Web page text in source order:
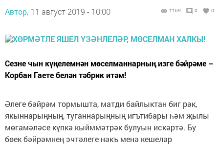
Автор, 11 август 2019 - 10:00 1169 0 0
Сезне чын күңелемнән мөселманнарның изге бәйрәме –
Корбан Гаете белән тәбрик итәм!
Әлеге бәйрәм тормышта, матди байлыктан биг рәк,
якыннарыңның, туганнарыңның игътибары һәм җылы
мөгамәләсе күпкә кыйммәтрәк булуын искәртә. Бу
бөек бәйрәмнең эчтәлеге нәкъ менә кешеләр